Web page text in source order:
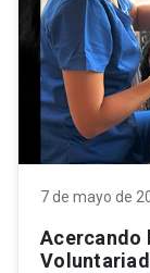
7 de mayo de
Acercando